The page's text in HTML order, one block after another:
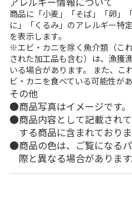
商品に「小麦」「そば」「卵」
に」「くるみ」のアレルギー特
を表示します。
※エビ・カニを除く魚介類（こ
された加工品も含む）は、漁獲
いる場合があります。 また、こ
ビ・カニを食べている可能性があ
その他
商品写真はイメージです。
商品内容として記載され
する商品に含まれておりま
商品の色は、ご覧になる
際と異なる場合があります